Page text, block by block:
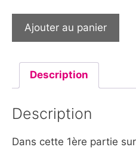
Ajouter au panier
Description
Description
Dans cette 1ère partie